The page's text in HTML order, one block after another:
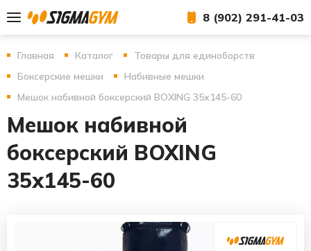
8 (902) 291-41-03
Главная Каталог
Товары для единоборств
Боксерские мешки
Набивные мешки
Мешок набивной боксерский BOXING 35х145-60
Мешок набивной
боксерский BOXING
35х145-60